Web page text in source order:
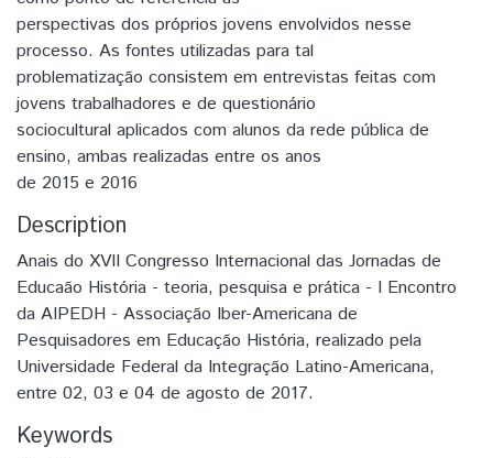
perspectivas dos próprios jovens envolvidos nesse
processo. As fontes utilizadas para tal
problematização consistem em entrevistas feitas com
jovens trabalhadores e de questionário
sociocultural aplicados com alunos da rede pública de
ensino, ambas realizadas entre os anos
de 2015 e 2016
Description
Anais do XVII Congresso Internacional das Jornadas de
Educaão História - teoria, pesquisa e prática - I Encontro
da AIPEDH - Associação Iber-Americana de
Pesquisadores em Educação História, realizado pela
Universidade Federal da Integração Latino-Americana,
entre 02, 03 e 04 de agosto de 2017.
Keywords